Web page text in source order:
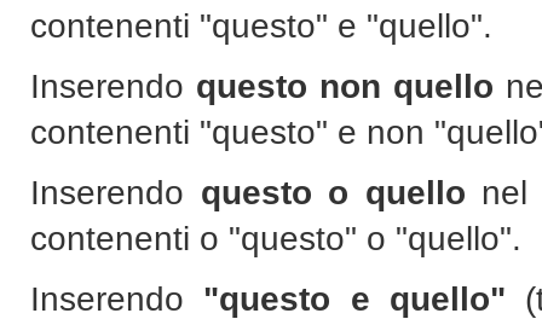
contenenti "questo" e "quello".
Inserendo questo non quello
contenenti "questo" e non
Inserendo questo o quello nel
contenenti o "questo" o "quello".
Inserendo "questo e quello"